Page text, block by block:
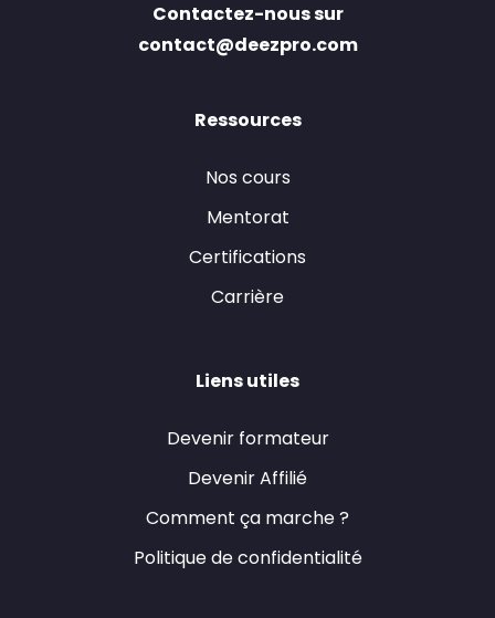
Contactez-nous sur
contact@deezpro.com
Ressources
Nos cours
Mentorat
Certifications
Carrière
Liens utiles
Devenir formateur
Devenir Affilié
Comment ça marche ?
Politique de confidentialité